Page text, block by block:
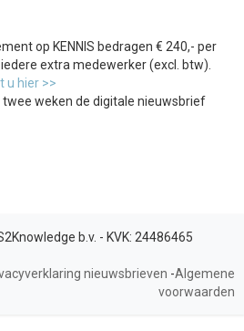
op KENNIS bedragen € 240,- per
extra medewerker (excl. btw).
u hier >>
weken de digitale nieuwsbrief
b.v. - KVK: 24486465
nieuwsbrieven -Algemene
voorwaarden